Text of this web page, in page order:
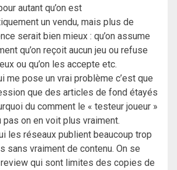
autant qu’on est
un vendu, mais plus de
serait bien mieux : qu’on assume
qu’on reçoit aucun jeu ou refuse
ou qu’on les accepte etc.
me pose un vrai problème c’est que
que des articles de fond étayés
du comment le « testeur joueur »
pas on en voit plus vraiment.
les réseaux publient beaucoup trop
sans vraiment de contenu. On se
qui sont limites des copies de